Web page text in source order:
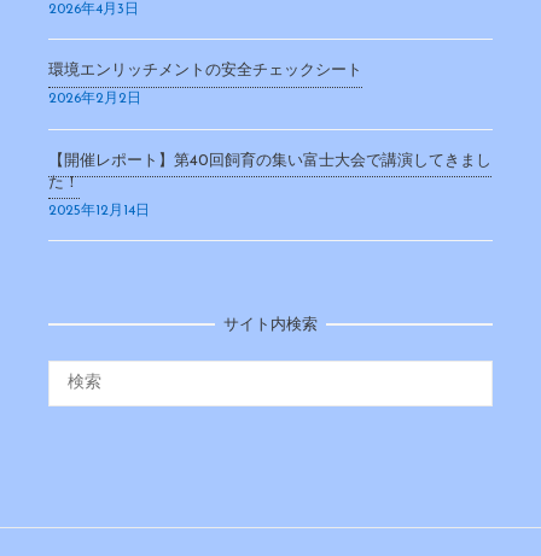
2026年4月3日
環境エンリッチメントの安全チェックシート
2026年2月2日
【開催レポート】第40回飼育の集い富士大会で講演してきまし
た！
2025年12月14日
サイト内検索